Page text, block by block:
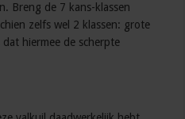
Breng de 7 kans-klassen
zelfs wel 2 klassen: grote
hiermee de scherpte